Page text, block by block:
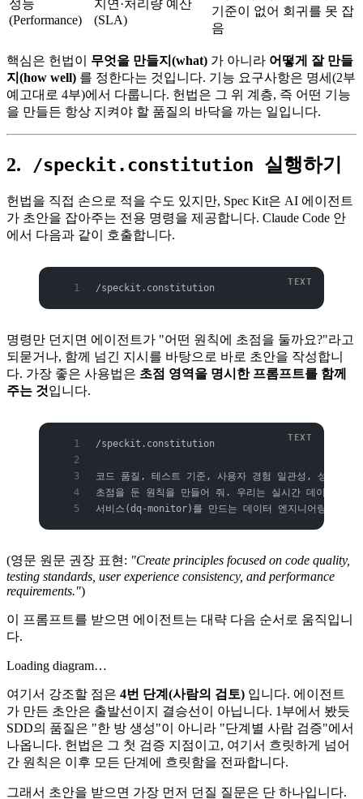
성능
(Performance)
지연·처리량 예산
(SLA)
기준이 없어 회귀를 못 잡
음
핵심은 헌법이 무엇을 만들지(what) 가 아니라 어떻게 잘 만들
지(how well) 를 정한다는 것입니다. 기능 요구사항은 명세(2부
예고대로 4부)에서 다룹니다. 헌법은 그 위 계층, 즉 어떤 기능
을 만들든 항상 지켜야 할 품질의 바닥을 까는 일입니다.
2. /speckit.constitution 실행하기
헌법을 직접 손으로 적을 수도 있지만, Spec Kit은 AI 에이전트
가 초안을 잡아주는 전용 명령을 제공합니다. Claude Code 안
에서 다음과 같이 호출합니다.
/speckit.constitution
명령만 던지면 에이전트가 "어떤 원칙에 초점을 둘까요?"라고
되묻거나, 함께 넘긴 지시를 바탕으로 바로 초안을 작성합니
다. 가장 좋은 사용법은 초점 영역을 명시한 프롬프트를 함께
주는 것입니다.
/speckit.constitution
코드 품질, 테스트 기준, 사용자 경험 일관성, 성능 요구
초점을 둔 원칙을 만들어 줘. 우리는 실시간 데이터 품질
서비스(dq-monitor)를 만드는 데이터 엔지니어링 팀이
(영문 원문 권장 표현: "Create principles focused on code quality,
testing standards, user experience consistency, and performance
requirements.")
이 프롬프트를 받으면 에이전트는 대략 다음 순서로 움직입니
다.
Loading diagram…
여기서 강조할 점은 4번 단계(사람의 검토) 입니다. 에이전트
가 만든 초안은 출발선이지 결승선이 아닙니다. 1부에서 봤듯
SDD의 품질은 "한 방 생성"이 아니라 "단계별 사람 검증"에서
나옵니다. 헌법은 그 첫 검증 지점이고, 여기서 흐릿하게 넘어
간 원칙은 이후 모든 단계에 흐릿함을 전파합니다.
그래서 초안을 받으면 가장 먼저 던질 질문은 단 하나입니다.